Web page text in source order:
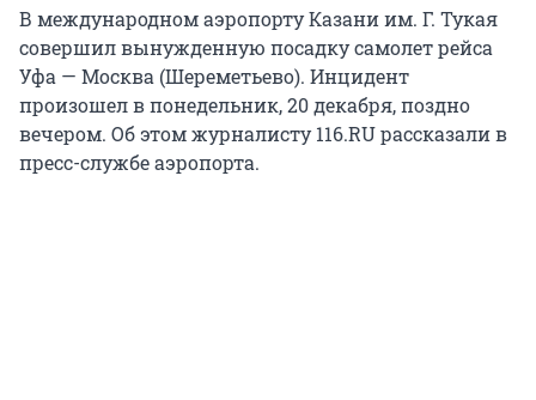
В международном аэропорту Казани им. Г. Тукая
совершил вынужденную посадку самолет рейса
Уфа — Москва (Шереметьево). Инцидент
произошел в понедельник, 20 декабря, поздно
вечером. Об этом журналисту 116.RU рассказали в
пресс-службе аэропорта.